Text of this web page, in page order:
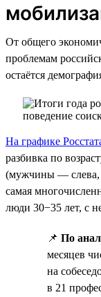
От общего
проблемам
остаётся
На графике
разбивка по
(мужчины —
самая
люди 30−35 лет, с
📌 По
месяцев
на
в 21